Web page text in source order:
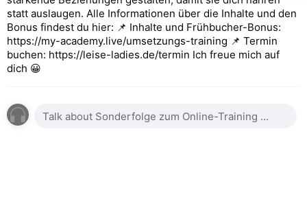
statt auslaugen. Alle Informationen über die Inhalte und den
Bonus findest du hier: 📌 Inhalte und Frühbucher-Bonus:
https://my-academy.live/umsetzungs-training 📌 Termin
buchen: https://leise-ladies.de/termin Ich freue mich auf
dich 😀